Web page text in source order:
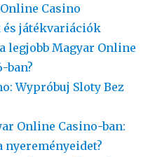
Casino
és játékvariációk
legjobb Magyar Online
ban?
Wypróbuj Sloty Bez
Online Casino-ban:
nyereményeidet?